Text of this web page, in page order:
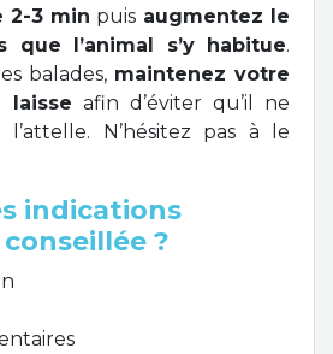
2-3 min puis augmentez le
que l’animal s’y habitue.
balades,maintenez votre
laisse afin d’éviter qu’il ne
N’hésitez pas à le
indications
?